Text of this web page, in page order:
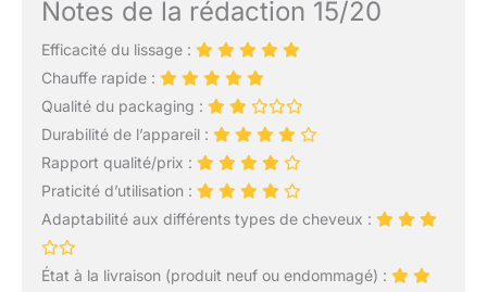
Notes de la rédaction 15/20
Efficacité du lissage :
Chauffe rapide :
Qualité du packaging :
Durabilité de l’appareil :
Rapport qualité/prix :
Praticité d’utilisation :
Adaptabilité aux différents types de cheveux :
État à la livraison (produit neuf ou endommagé) :